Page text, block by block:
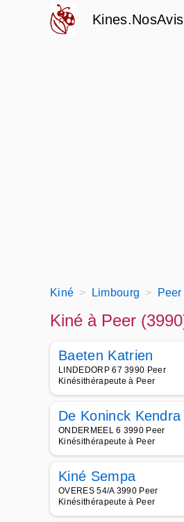
Kiné Limbourg
Kiné à Peer
Baeten Katrien
LINDEDORP 67 3990 Peer
Kinésithérapeute à Peer
De Koninck Kendra
ONDERMEEL 6 3990 Peer
Kinésithérapeute à Peer
Kiné Sempa
OVERES 54/A 3990 Peer
Kinésithérapeute à Peer